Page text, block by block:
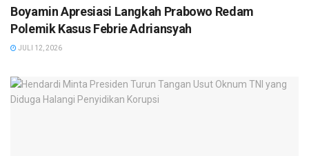
Boyamin Apresiasi Langkah Prabowo Redam
Polemik Kasus Febrie Adriansyah
JULI 12, 2026